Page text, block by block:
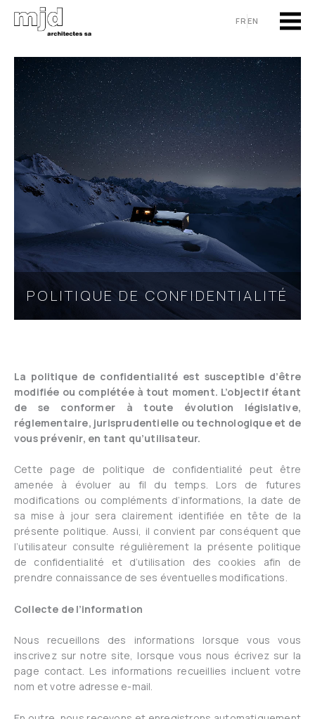
FR EN
POLITIQUE DE CONFIDENTIALITÉ
La politique de confidentialité est susceptible d’être
modifiée ou complétée à tout moment. L’objectif étant
de se conformer à toute évolution législative,
réglementaire, jurisprudentielle ou technologique et de
vous prévenir, en tant qu’utilisateur.
Cette page de politique de confidentialité peut être
amenée à évoluer au fil du temps. Lors de futures
modifications ou compléments d’informations, la date de
sa mise à jour sera clairement identifiée en tête de la
présente politique. Aussi, il convient par conséquent que
l’utilisateur consulte régulièrement la présente politique
de confidentialité et d’utilisation des cookies afin de
prendre connaissance de ses éventuelles modifications.
Collecte de l’information
Nous recueillons des informations lorsque vous vous
inscrivez sur notre site, lorsque vous nous écrivez sur la
page contact. Les informations recueillies incluent votre
nom et votre adresse e-mail.